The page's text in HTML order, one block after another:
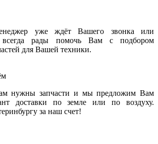
уже ждёт Вашего звонка или
рады помочь Вам с подбором
для Вашей техники.
нужны запчасти и мы предложим Вам
доставки по земле или по воздуху.
за наш счет!